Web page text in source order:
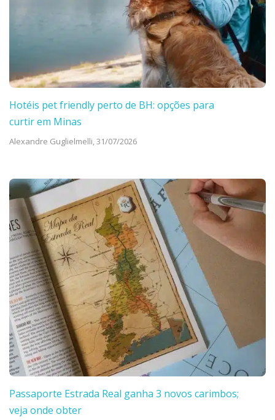
Hotéis pet friendly perto de BH: opções para
curtir em Minas
Alexandre Guglielmelli,31/07/2026
Passaporte Estrada Real ganha 3 novos carimbos;
veja onde obter